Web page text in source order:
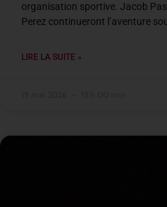
organisation sportive. Jacob
Perez continueront l’aventure
LIRE LA SUITE »